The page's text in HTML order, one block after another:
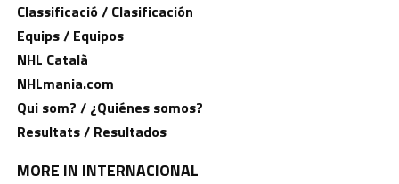
Classificació / Clasificación
Equips / Equipos
NHL Català
NHLmania.com
Qui som? / ¿Quiénes somos?
Resultats / Resultados
MORE IN INTERNACIONAL